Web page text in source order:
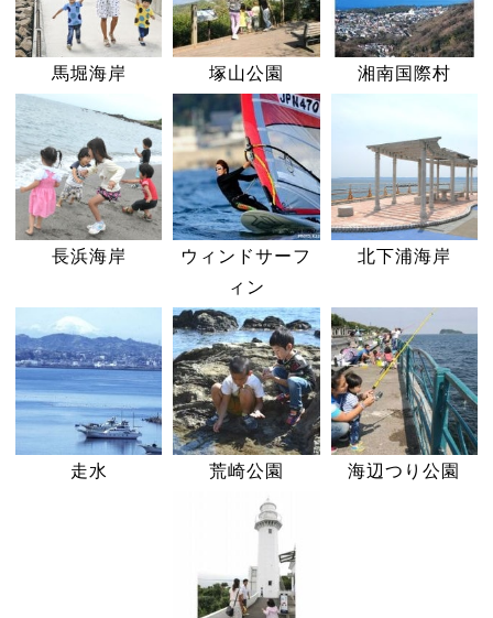
馬堀海岸 塚山公園 湘南国際村
長浜海岸
ウィンドサーフ
ィン
北下浦海岸
走水 荒崎公園 海辺つり公園